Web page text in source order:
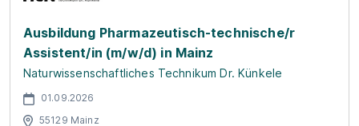
Ausbildung Pharmazeutisch-technische/r
Assistent/in (m/w/d) in Mainz
Naturwissenschaftliches Technikum Dr. Künkele
01.09.2026
55129 Mainz